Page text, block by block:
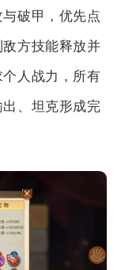
破甲，优先点
方技能释放并
人战力，所有
、坦克形成完